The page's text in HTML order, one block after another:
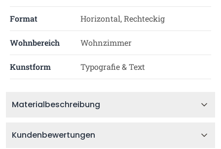
Format Horizontal, Rechteckig
Wohnbereich Wohnzimmer
Kunstform Typografie & Text
Materialbeschreibung
Kundenbewertungen